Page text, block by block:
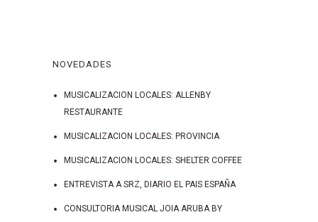
NOVEDADES
MUSICALIZACION LOCALES: ALLENBY
RESTAURANTE
MUSICALIZACION LOCALES: PROVINCIA
MUSICALIZACION LOCALES: SHELTER COFFEE
ENTREVISTA A SRZ, DIARIO EL PAIS ESPAÑA
CONSULTORIA MUSICAL JOIA ARUBA BY